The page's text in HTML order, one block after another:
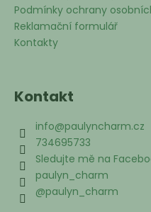
Podmínky ochrany
Reklamační formulář
Kontakty
Kontakt
info@paulyncharm.cz
734695733
Sledujte mě na
paulyn_charm
@paulyn_charm